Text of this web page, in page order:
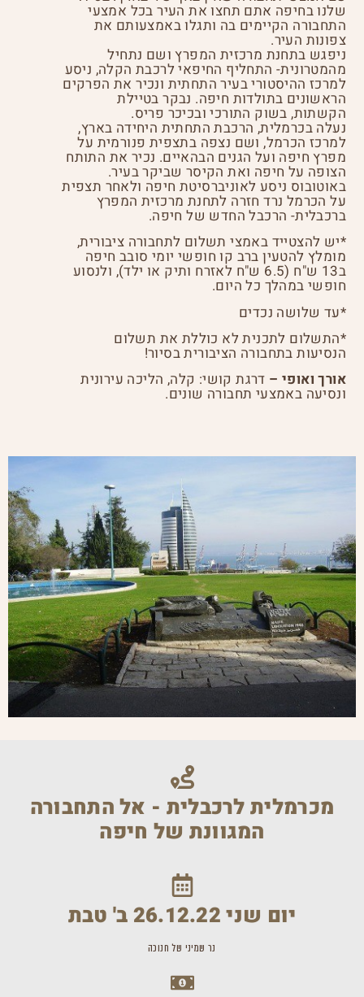
שלנו בחיפה אתם תחצו את העיר בכל אמצעי
התחבורה הקיימים בה ותגלו באמצעותם את
צפונות העיר.
ניפגש בתחנת מרכזית המפרץ ושם נתחיל
מהמטרונית- התחליף החיפאי לרכבת הקלה, ניסע
למרכז ההיסטורי בעיר התחתית ונכיר את הפרקים
הראשונים בתולדות חיפה. נבקר בטיילת
הקשתות, בשוק התורכי ובכיכר פריס.
נעלה בכרמלית, הרכבת התחתית היחידה בארץ,
למרכז הכרמל, ושם נצפה בתצפית פנורמית על
מפרץ חיפה ועל הגנים הבהאיים. נכיר את התותח
הצופה על חיפה ואת הקיסר שביקר בעיר.
באוטובוס ניסע לאוניברסיטת חיפה ולאחר תצפית
על הכרמל נרד חזרה לתחנת מרכזית המפרץ
ברכבלית- הרכבל החדש של חיפה.
*יש להצטייד באמצי תשלום לתחבורה ציבורית,
מומלץ להטעין ברב קו חופשי יומי סובב חיפה
ב13 ש"ח (6.5 ש"ח לאזרח ותיק או ילד), ולנסוע
חופשי במהלך כל היום.
*עד שלושה נכדים
*התשלום לתכנית לא כוללת את תשלום
הנסיעות בתחבורה הציבורית בסיור!
אורך ואופי – דרגת קושי: קלה, הליכה עירונית
ונסיעה באמצעי תחבורה שונים.
מכרמלית לרכבלית - אל התחבורה
המגוונת של חיפה
יום שני 26.12.22 ב' טבת
נר שמיני של חנוכה